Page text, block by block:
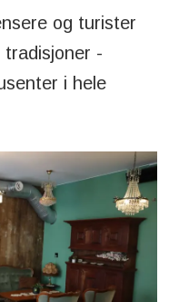
og turister
tradisjoner -
i hele